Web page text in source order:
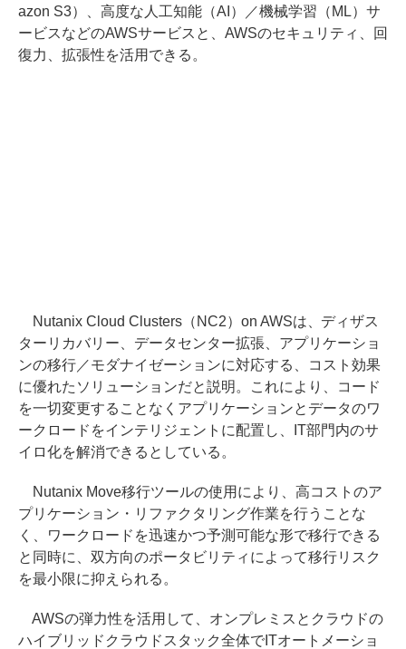
azon S3）、高度な人工知能（AI）／機械学習（ML）サ
ービスなどのAWSサービスと、AWSのセキュリティ、回
復力、拡張性を活用できる。
Nutanix Cloud Clusters（NC2）on AWSは、ディザス
ターリカバリー、データセンター拡張、アプリケーショ
ンの移行／モダナイゼーションに対応する、コスト効果
に優れたソリューションだと説明。これにより、コード
を一切変更することなくアプリケーションとデータのワ
ークロードをインテリジェントに配置し、IT部門内のサ
イロ化を解消できるとしている。
Nutanix Move移行ツールの使用により、高コストのア
プリケーション・リファクタリング作業を行うことな
く、ワークロードを迅速かつ予測可能な形で移行できる
と同時に、双方向のポータビリティによって移行リスク
を最小限に抑えられる。
AWSの弾力性を活用して、オンプレミスとクラウドの
ハイブリッドクラウドスタック全体でITオートメーショ